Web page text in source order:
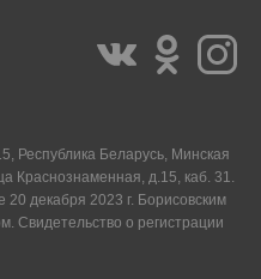
Республика Беларусь, Минская
Краснознаменная, д.15, каб. 31.
20 декабря 2023 г. Борисовским
Свидетельство о регистрации